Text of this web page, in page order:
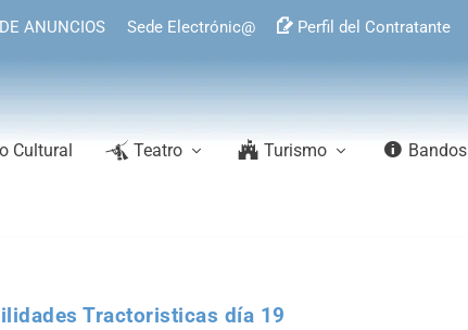
ANUNCIOS Sede Electrónic@ Perfil del Contratante
Cultural Teatro Turismo Bandos
Tractoristicas día 19